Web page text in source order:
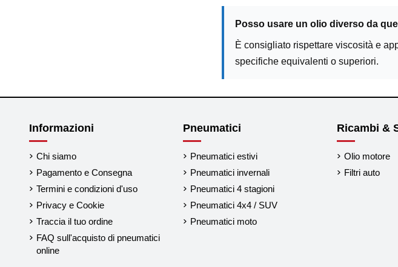
Posso usare un olio diverso da
È consigliato rispettare viscosità e
specifiche equivalenti o superiori.
Informazioni
Chi siamo
Pagamento e Consegna
Termini e condizioni d'uso
Privacy e Cookie
Traccia il tuo ordine
FAQ sull'acquisto di pneumatici
online
Pneumatici
Pneumatici estivi
Pneumatici invernali
Pneumatici 4 stagioni
Pneumatici 4x4 / SUV
Pneumatici moto
Ricambi &
Olio motore
Filtri auto